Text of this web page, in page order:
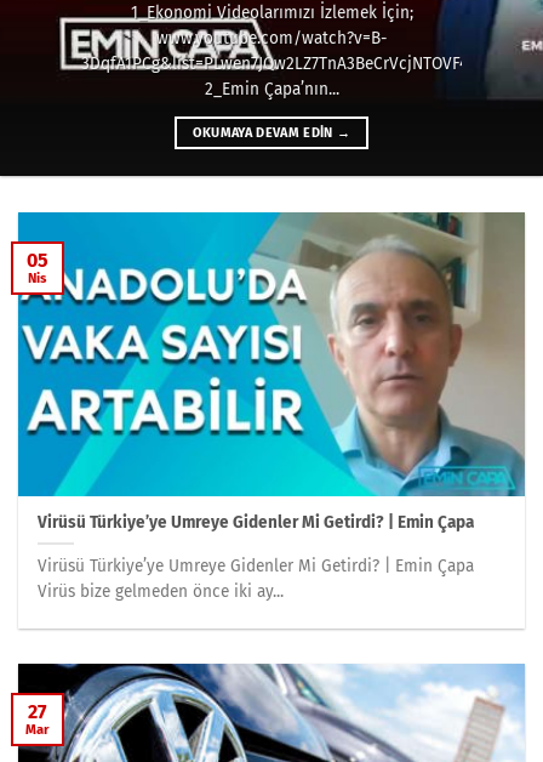
1_Ekonomi Videolarımızı İzlemek İçin;
www.youtube.com/watch?v=B-
3DqfA1PCg&list=PLwen7JQw2LZ7TnA3BeCrVcjNTOVF4F2Ol
2_Emin Çapa’nın...
OKUMAYA DEVAM EDIN →
Virüsü Türkiye’ye Umreye Gidenler Mi Getirdi? | Emin Çapa
Virüsü Türkiye’ye Umreye Gidenler Mi Getirdi? | Emin Çapa
Virüs bize gelmeden önce iki ay...
05
Nis
27
Mar